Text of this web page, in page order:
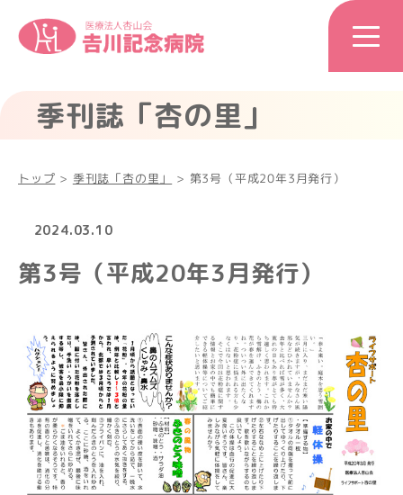
季刊誌「杏の里」
トップ > 季刊誌「杏の里」 > 第3号（平成20年3月発行）
2024.03.10
第3号（平成20年3月発行）